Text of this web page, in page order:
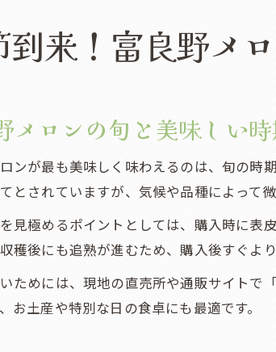
来！富良野メ
メロンの旬と美味しい
ンが最も美味しく味わえるのは、旬の時
とされていますが、気候や品種によって
見極めるポイントとしては、購入時に表
穫後にも追熟が進むため、購入後すぐよ
ためには、現地の直売所や通販サイトで
お土産や特別な日の食卓にも最適です。